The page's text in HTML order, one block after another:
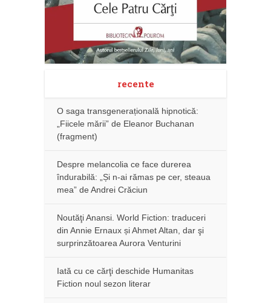
recente
O saga transgenerațională hipnotică:
„Fiicele mării” de Eleanor Buchanan
(fragment)
Despre melancolia ce face durerea
îndurabilă: „Și n-ai rămas pe cer, steaua
mea” de Andrei Crăciun
Noutăţi Anansi. World Fiction: traduceri
din Annie Ernaux și Ahmet Altan, dar şi
surprinzătoarea Aurora Venturini
Iată cu ce cărţi deschide Humanitas
Fiction noul sezon literar